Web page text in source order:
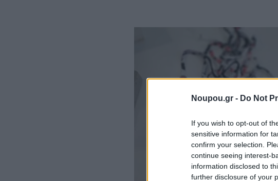
Noupou.gr - Do Not
If you wish to opt-out of
sensitive information for
confirm your selection.
continue seeing interest-
information disclosed to
further disclosure of your